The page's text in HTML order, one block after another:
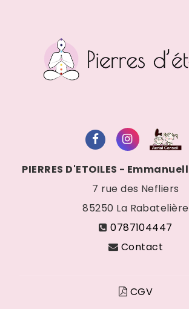
PIERRES D'ETOILES -
7 rue des Nefliers
85250 La Rabatelière
0787104447
Contact
CGV